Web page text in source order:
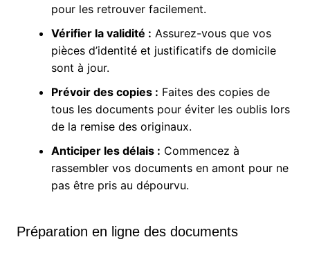
pour les retrouver facilement.
Vérifier la validité : Assurez-vous que vos
pièces d’identité et justificatifs de domicile
sont à jour.
Prévoir des copies : Faites des copies de
tous les documents pour éviter les oublis lors
de la remise des originaux.
Anticiper les délais : Commencez à
rassembler vos documents en amont pour ne
pas être pris au dépourvu.
Préparation en ligne des documents